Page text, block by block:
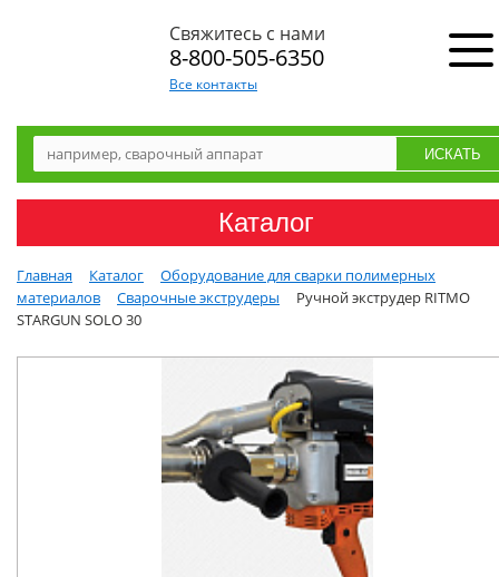
Свяжитесь с нами
8-800-505-6350
Все контакты
Каталог
Главная Каталог
Оборудование для сварки полимерных
материалов
Сварочные экструдеры
Ручной экструдер RITMO
STARGUN SOLO 30